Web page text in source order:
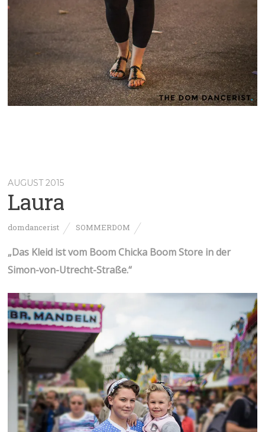
AUGUST 2015
Laura
domdancerist SOMMERDOM
„Das Kleid ist vom Boom Chicka Boom Store in der
Simon-von-Utrecht-Straße.“